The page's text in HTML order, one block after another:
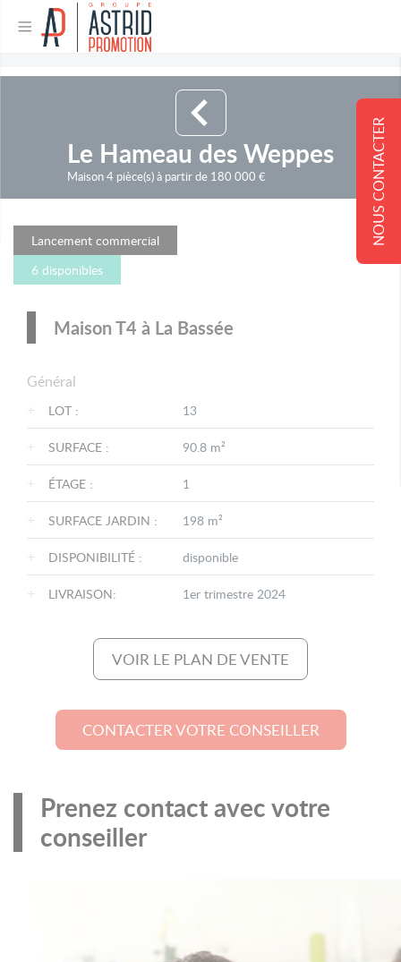
NOUS CONTACTER
Le Hameau des Weppes
Maison 4 pièce(s) à partir de 180 000 €
Lancement commercial
6 disponibles
Maison T4 à La Bassée
Général
+
LOT : 13
+ SURFACE : 90.8 m²
+ ÉTAGE : 1
+ SURFACE JARDIN : 198 m²
+ DISPONIBILITÉ : disponible
+ LIVRAISON: 1er trimestre 2024
VOIR LE PLAN DE VENTE
CONTACTER VOTRE CONSEILLER
Prenez contact avec votre
conseiller